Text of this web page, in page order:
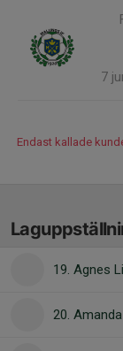
7
Endast kallade
19. Agnes
20.